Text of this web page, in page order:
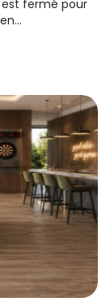
est fermé pour